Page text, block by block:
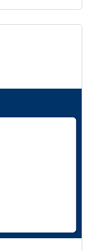
す。 被験者
どう反応す
避性、受容